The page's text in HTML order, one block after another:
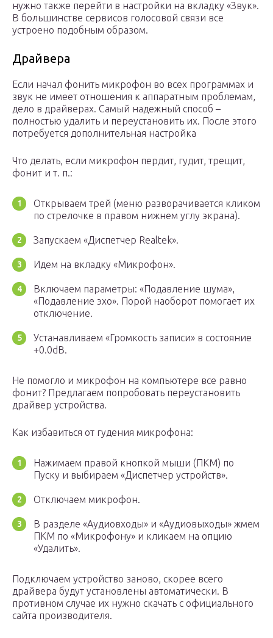
нужно также перейти в настройки на вкладку «Звук».
В большинстве сервисов голосовой связи все
устроено подобным образом.
Драйвера
Если начал фонить микрофон во всех программах и
звук не имеет отношения к аппаратным проблемам,
дело в драйверах. Самый надежный способ –
полностью удалить и переустановить их. После этого
потребуется дополнительная настройка
Что делать, если микрофон пердит, гудит, трещит,
фонит и т. п.:
Открываем трей (меню разворачивается кликом
по стрелочке в правом нижнем углу экрана).
Запускаем «Диспетчер Realtek».
Идем на вкладку «Микрофон».
Включаем параметры: «Подавление шума»,
«Подавление эхо». Порой наоборот помогает их
отключение.
Устанавливаем «Громкость записи» в состояние
+0.0dB.
Не помогло и микрофон на компьютере все равно
фонит? Предлагаем попробовать переустановить
драйвер устройства.
Как избавиться от гудения микрофона:
Нажимаем правой кнопкой мыши (ПКМ) по
Пуску и выбираем «Диспетчер устройств».
Отключаем микрофон.
В разделе «Аудиовходы» и «Аудиовыходы» жмем
ПКМ по «Микрофону» и кликаем на опцию
«Удалить».
Подключаем устройство заново, скорее всего
драйвера будут установлены автоматически. В
противном случае их нужно скачать с официального
сайта производителя.